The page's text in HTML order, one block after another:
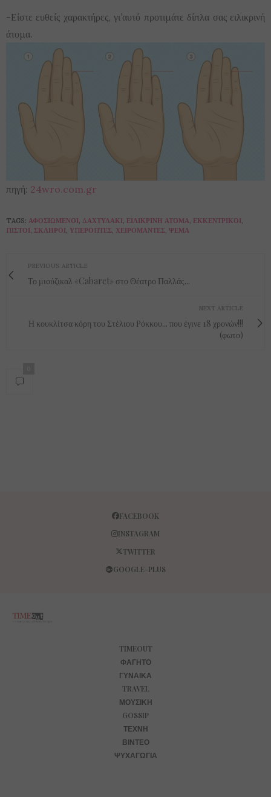
-Είστε ευθείς χαρακτήρες, γι’αυτό προτιμάτε δίπλα σας ειλικρινή
άτομα.
πηγή: 24wro.com.gr
TAGS: ΑΦΟΣΙΩΜΈΝΟΙ, ΔΑΧΤΥΛΆΚΙ, ΕΙΛΙΚΡΙΝΉ ΆΤΟΜΑ, ΕΚΚΕΝΤΡΙΚΟΊ,
ΠΙΣΤΟΊ, ΣΚΛΗΡΟΊ, ΥΠΕΡΌΠΤΕΣ, ΧΕΙΡΟΜΆΝΤΕΣ, ΨΈΜΑ
PREVIOUS ARTICLE
Το μιούζικαλ «Cabaret» στο Θέατρο Παλλάς...
NEXT ARTICLE
Η κουκλίτσα κόρη του Στέλιου Ρόκκου... που έγινε 18 χρονών!!!
(φωτο)
FACEBOOK
INSTAGRAM
TWITTER
GOOGLE-PLUS
TIMEOUT
ΦΑΓΗΤΌ
ΓΥΝΑΊΚΑ
TRAVEL
ΜΟΥΣΙΚΉ
GOSSIP
ΤΈΧΝΗ
ΒΊΝΤΕΟ
ΨΥΧΑΓΩΓΊΑ